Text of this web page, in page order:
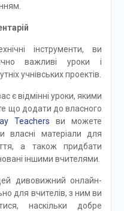
інструменти, ви
важливі уроки і
учнівських проектів.
є відмінні уроки, якими
що додати до власного
Teachers ви можете
власні матеріали для
а також придбати
іншими вчителями.
дивовижний онлайн-
для вчителів, з ним ви
наскільки добре